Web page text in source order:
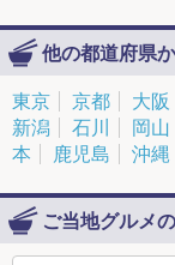
他の都道府県
東京
京都 大阪
新潟
石川 岡山
本
鹿児島 沖縄
ご当地グルメ